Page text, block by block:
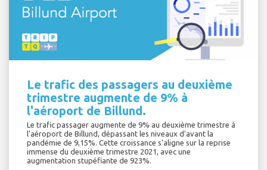
Le trafic des passagers au deuxième
trimestre augmente de 9% à
l'aéroport de Billund.
Le trafic passager augmente de 9% au deuxième trimestre à
l'aéroport de Billund, dépassant les niveaux d'avant la
pandémie de 9,15%. Cette croissance s'aligne sur la reprise
immense du deuxième trimestre 2021, avec une
augmentation stupéfiante de 923%.